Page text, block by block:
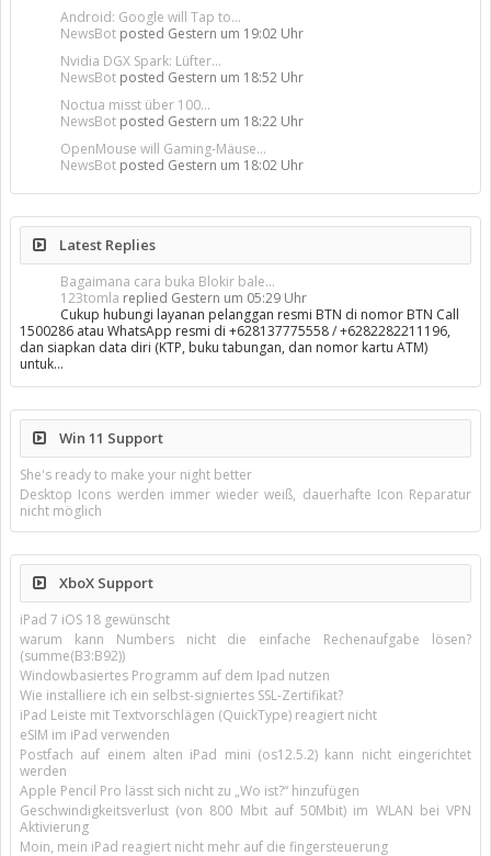
Android: Google will Tap to...
NewsBot posted Gestern um 19:02 Uhr
Nvidia DGX Spark: Lüfter...
NewsBot posted Gestern um 18:52 Uhr
Noctua misst über 100...
NewsBot posted Gestern um 18:22 Uhr
OpenMouse will Gaming-Mäuse...
NewsBot posted Gestern um 18:02 Uhr
Latest Replies
Bagaimana cara buka Blokir bale...
123tomla replied Gestern um 05:29 Uhr
Cukup hubungi layanan pelanggan resmi BTN di nomor BTN Call
1500286 atau WhatsApp resmi di +628137775558 / +6282282211196,
dan siapkan data diri (KTP, buku tabungan, dan nomor kartu ATM)
untuk…
Win 11 Support
She's ready to make your night better
Desktop Icons werden immer wieder weiß, dauerhafte Icon Reparatur
nicht möglich
XboX Support
iPad 7 iOS 18 gewünscht
warum kann Numbers nicht die einfache Rechenaufgabe lösen?
(summe(B3:B92))
Windowbasiertes Programm auf dem Ipad nutzen
Wie installiere ich ein selbst-signiertes SSL-Zertifikat?
iPad Leiste mit Textvorschlägen (QuickType) reagiert nicht
eSIM im iPad verwenden
Postfach auf einem alten iPad mini (os12.5.2) kann nicht eingerichtet
werden
Apple Pencil Pro lässt sich nicht zu „Wo ist?“ hinzufügen
Geschwindigkeitsverlust (von 800 Mbit auf 50Mbit) im WLAN bei VPN
Aktivierung
Moin, mein iPad reagiert nicht mehr auf die fingersteuerung